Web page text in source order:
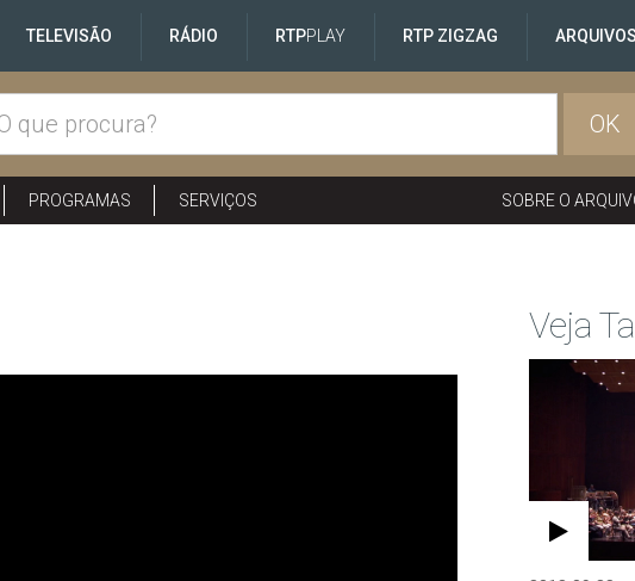
TELEVISÃO RÁDIO RTPPLAY RTP ZIGZAG ARQUIVOS
OK
PROGRAMAS SERVIÇOS SOBRE O
Veja